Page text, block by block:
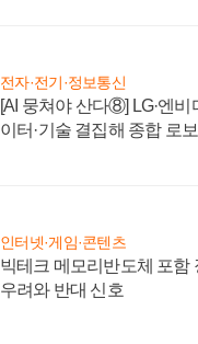
전자·전기·정보통신
[AI 뭉쳐야 산다⑧] LG·엔비
이터·기술 결집해 종합 로
인터넷·게임·콘텐츠
빅테크 메모리반도체 포함
우려와 반대 신호